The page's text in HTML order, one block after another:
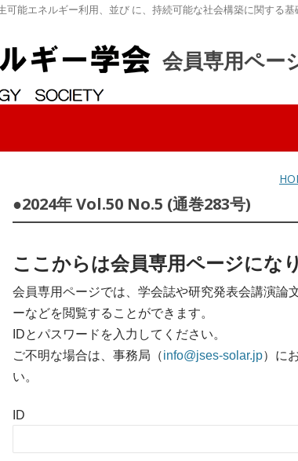
能エネルギー利用、並び に、持続可能な社会構築に関する
会員専用ペー
●2024年 Vol.50 No.5 (通巻283号)
ここからは会員専用ページにな
会員専用ページでは、学会誌や研究発表会講演論
ーなどを閲覧することができます。
IDとパスワードを入力してください。
ご不明な場合は、事務局（info@jses-solar.jp）に
い。
ID